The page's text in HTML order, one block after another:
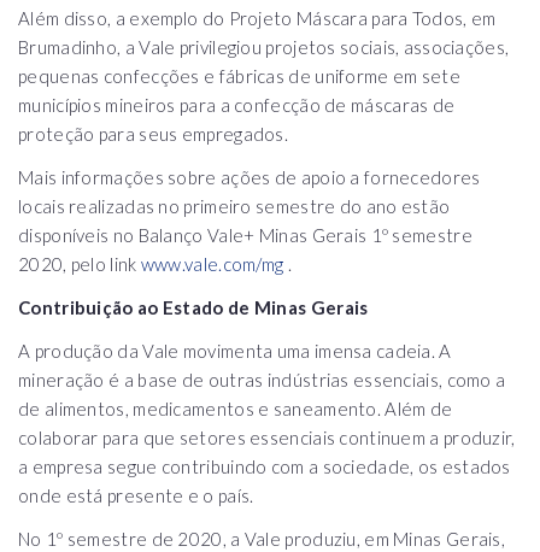
Além disso, a exemplo do Projeto Máscara para Todos, em
Brumadinho, a Vale privilegiou projetos sociais, associações,
pequenas confecções e fábricas de uniforme em sete
municípios mineiros para a confecção de máscaras de
proteção para seus empregados.
Mais informações sobre ações de apoio a fornecedores
locais realizadas no primeiro semestre do ano estão
disponíveis no Balanço Vale+ Minas Gerais 1º semestre
2020, pelo link www.vale.com/mg .
Contribuição ao Estado de Minas Gerais
A produção da Vale movimenta uma imensa cadeia. A
mineração é a base de outras indústrias essenciais, como a
de alimentos, medicamentos e saneamento. Além de
colaborar para que setores essenciais continuem a produzir,
a empresa segue contribuindo com a sociedade, os estados
onde está presente e o país.
No 1º semestre de 2020, a Vale produziu, em Minas Gerais,